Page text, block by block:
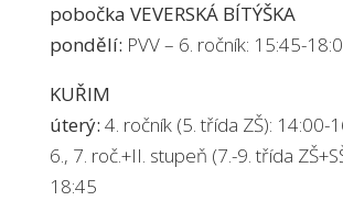
pobočka VEVERSKÁ BÍTÝŠKA
pondělí: PVV – 6. ročník: 15:45-
KUŘIM
úterý: 4. ročník (5. třída ZŠ): 14:00-
6., 7. roč.+II. stupeň (7.-9. třída
18:45